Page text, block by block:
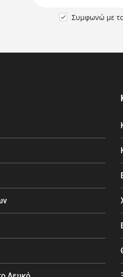
 Συμφωνώ με